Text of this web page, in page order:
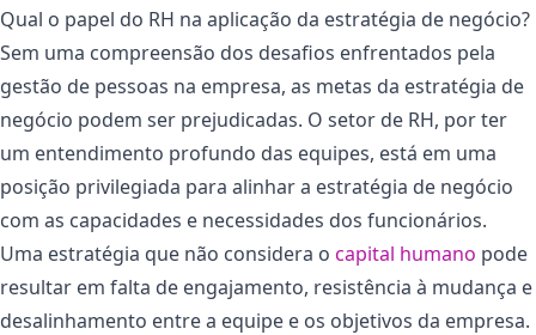
Qual o papel do RH na aplicação da estratégia de negócio?
Sem uma compreensão dos desafios enfrentados pela
gestão de pessoas na empresa, as metas da estratégia de
negócio podem ser prejudicadas. O setor de RH, por ter
um entendimento profundo das equipes, está em uma
posição privilegiada para alinhar a estratégia de negócio
com as capacidades e necessidades dos funcionários.
Uma estratégia que não considera o capital humano pode
resultar em falta de engajamento, resistência à mudança e
desalinhamento entre a equipe e os objetivos da empresa.